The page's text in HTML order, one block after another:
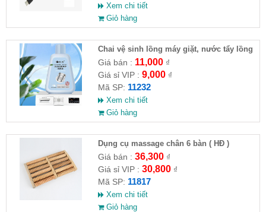
Xem chi tiết
Giỏ hàng
Chai vệ sinh lồng máy giặt, nước tẩy lồng
máy giặt CLEANING FLUID
Giá bán : 11,000₫
Giá sỉ VIP : 9,000₫
Mã SP: 11232
Xem chi tiết
Giỏ hàng
Dụng cụ massage chân 6 bàn ( HĐ )
Giá bán : 36,300₫
Giá sỉ VIP : 30,800₫
Mã SP: 11817
Xem chi tiết
Giỏ hàng